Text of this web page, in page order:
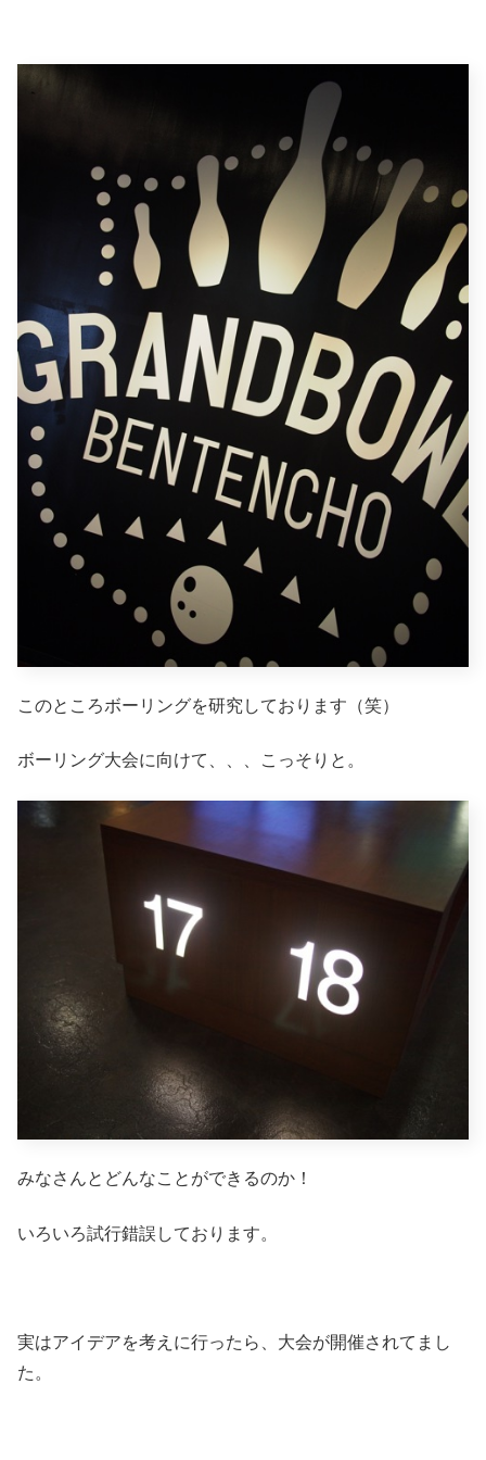
このところボーリングを研究しております（笑）
ボーリング大会に向けて、、、こっそりと。
みなさんとどんなことができるのか！
いろいろ試行錯誤しております。
実はアイデアを考えに行ったら、大会が開催されてまし
た。